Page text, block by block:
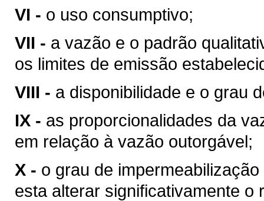
VI - o uso consumptivo;
VII - a vazão e o padrão
os limites de emissão
VIII - a disponibilidade e o grau
IX - as proporcionalidades da
em relação à vazão outorgável;
X - o grau de
esta alterar significativamente o